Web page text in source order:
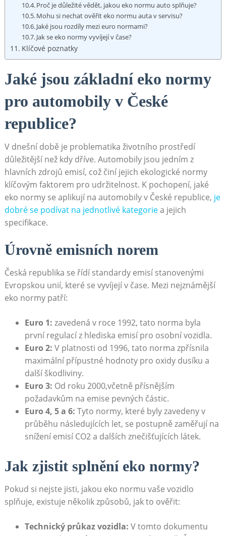
Proč je⁣ důležité vědět, jakou eko normu‌ auto splňuje?
Mohu si nechat ověřit eko normu auta v⁣ servisu?
Jaké‌ jsou rozdíly ⁢mezi euro normami?
Jak se eko‌ normy vyvíjejí⁢ v čase?
Klíčové poznatky
Jaké jsou⁣ základní eko normy
⁣pro automobily v ‌České
republice?
V dnešní době je problematika⁤ životního‍ prostředí
důležitější než kdy dříve. ‍Automobily jsou jedním z
hlavních zdrojů emisí, což činí jejich ekologické normy
klíčovým‌ faktorem pro‌ udržitelnost.‌ K pochopení, jaké
eko⁣ normy se aplikují na⁣ automobily v České republice, je
⁤dobré se podívat ⁤na jednotlivé kategoriea ⁤jejich
⁢specifikace.
Úrovně emisních norem
Česká republika se řídí ​standardy ‌emisí stanovenými
Evropskou unií,⁣ které se vyvíjejí v ⁢čase. Mezi ⁣nejznámější
eko normy patří:
Euro‍ 1: zavedená v roce 1992, tato norma⁢ byla
první regulací​ z hlediska emisí pro osobní​ vozidla.
Euro 2: V⁢ platnosti od 1996, tato norma zpřísnila
maximální přípustné ​hodnoty pro⁤ oxidy dusíku a ​
další škodliviny.
Euro 3: ‍Od roku 2000,včetně přísnějším
požadavkům na emise‍ pevných ​částic.
Euro⁢ 4,⁤ 5 a 6: Tyto normy, které byly zavedeny v
průběhu následujících let, se ⁤postupně zaměřují na
‌snížení emisí CO2 a⁣ dalších znečišťujících látek.
Jak⁣ zjistit ‍splnění ⁢eko normy?
Pokud si ⁤nejste jisti, jakou eko normu​ vaše vozidlo
splňuje, existuje ‍několik způsobů,‍ jak to ověřit:
Technický⁢ průkaz vozidla: V ⁢tomto dokumentu